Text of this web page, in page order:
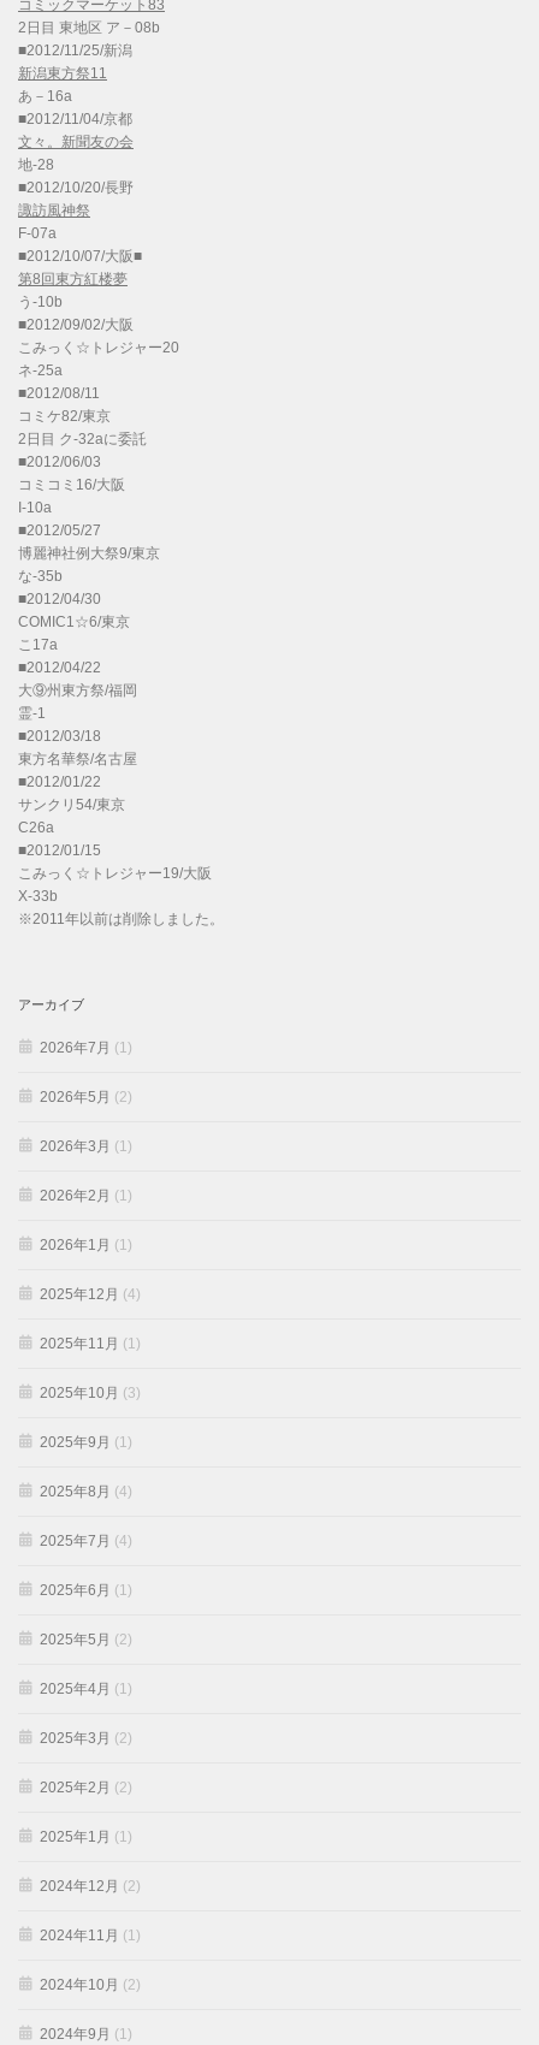
コミックマーケット83
2日目 東地区 ア－08b
■2012/11/25/新潟
新潟東方祭11
あ－16a
■2012/11/04/京都
文々。新聞友の会
地-28
■2012/10/20/長野
諏訪風神祭
F-07a
■2012/10/07/大阪■
第8回東方紅楼夢
う-10b
■2012/09/02/大阪
こみっく☆トレジャー20
ネ-25a
■2012/08/11
コミケ82/東京
2日目 ク-32aに委託
■2012/06/03
コミコミ16/大阪
I-10a
■2012/05/27
博麗神社例大祭9/東京
な-35b
■2012/04/30
COMIC1☆6/東京
こ17a
■2012/04/22
大⑨州東方祭/福岡
霊-1
■2012/03/18
東方名華祭/名古屋
■2012/01/22
サンクリ54/東京
C26a
■2012/01/15
こみっく☆トレジャー19/大阪
X-33b
※2011年以前は削除しました。
アーカイブ
2026年7月 (1)
2026年5月 (2)
2026年3月 (1)
2026年2月 (1)
2026年1月 (1)
2025年12月 (4)
2025年11月 (1)
2025年10月 (3)
2025年9月 (1)
2025年8月 (4)
2025年7月 (4)
2025年6月 (1)
2025年5月 (2)
2025年4月 (1)
2025年3月 (2)
2025年2月 (2)
2025年1月 (1)
2024年12月 (2)
2024年11月 (1)
2024年10月 (2)
2024年9月 (1)